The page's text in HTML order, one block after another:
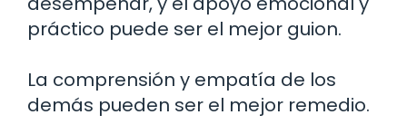
práctico puede ser el mejor guion.
La comprensión y empatía de los
demás pueden ser el mejor remedio.